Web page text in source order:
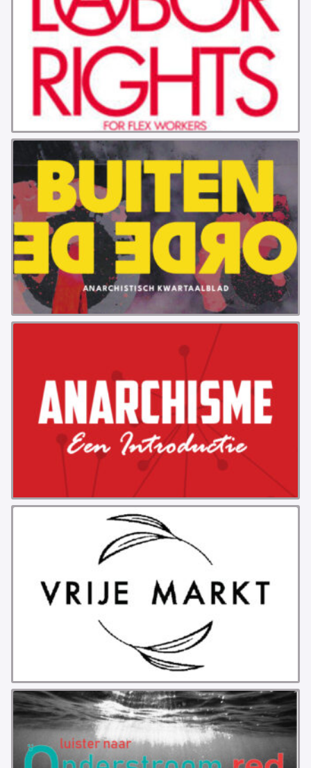
VRIJ COLLECTIEF KORTRIJK
LEUVENSE ANARCHISTISCHE GROEP
VB BELGIË
VB UTRECHT
VB FRIESLAND
VB WEST-FRIESLAND
ZWARTE MUGGEN
WERKGROEP ARBEID
WERKGROEP PROPAGANDA
ANARCHISME – EEN INTRODUCTIE
OTTO SLAVEFORCE
JUMBO DISTRIBUTIECENTRA EN OTTO WORKFORCE
PROBLEMY Z AGENCJA… PRACY TYMCZASOWEJ
OTTO
KUNST-ANARCHISTISCHE DAG BAJEENKOMST
BASTION BASTARDS
DE CRISIS VOORBIJ
FREE JOCK PALFREEMAN
BUITEN DE ORDE